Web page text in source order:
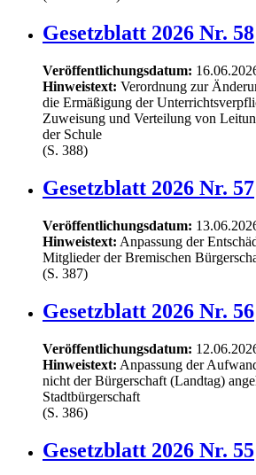
Gesetzblatt 2026 Nr. 58
Veröffentlichungsdatum:
Hinweistext: Verordnung zur
die Ermäßigung der
Zuweisung und Verteilung von
der Schule
(S. 388)
Gesetzblatt 2026 Nr. 57
Veröffentlichungsdatum:
Hinweistext: Anpassung der
Mitglieder der Bremischen
(S. 387)
Gesetzblatt 2026 Nr. 56
Veröffentlichungsdatum:
Hinweistext: Anpassung der
nicht der Bürgerschaft (Landtag)
Stadtbürgerschaft
(S. 386)
Gesetzblatt 2026 Nr. 55